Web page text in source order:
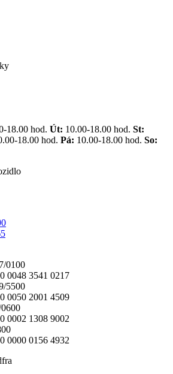
18.00 hod. Út: 10.00-18.00 hod. St:
18.00 hod. Pá: 10.00-18.00 hod. So:
0100
0048 3541 0217
5500
0050 2001 4509
0002 1308 9002
0000 0156 4932